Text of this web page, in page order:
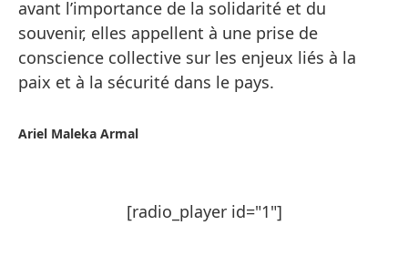
avant l’importance de la solidarité et du
souvenir, elles appellent à une prise de
conscience collective sur les enjeux liés à la
paix et à la sécurité dans le pays.
Ariel Maleka Armal
[radio_player id="1"]